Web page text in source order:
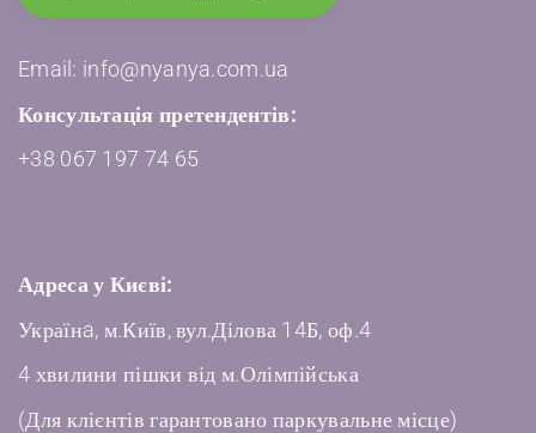
Email: info@nyanya.com.ua
Консультація претендентів:
+38 067 197 74 65
Адреса у Києві:
Українa, м.Київ, вул.Ділова 14Б, оф.4
4 хвилини пішки від м.Олімпійська
(Для клієнтів гарантовано паркувальне місце)